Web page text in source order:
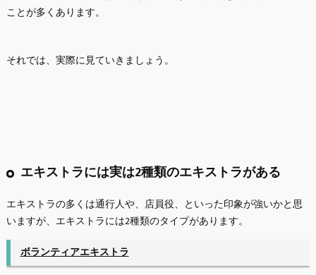
ことが多くあります。
それでは、実際に見ていきましょう。
エキストラには実は2種類のエキストラがある
エキストラの多くは通行人や、店員役、といった印象が強いかと思
いますが、エキストラには2種類のタイプがあります。
ボランティアエキストラ